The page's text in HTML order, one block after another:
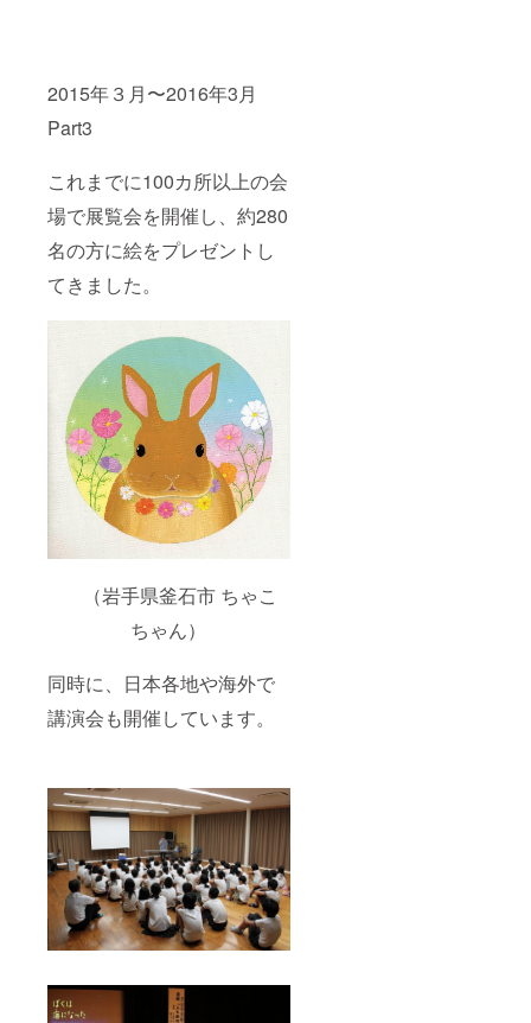
2015年３月〜2016年3月
Part3
これまでに100カ所以上の会
場で展覧会を開催し、約280
名の方に絵をプレゼントし
てきました。
（岩手県釜石市 ちゃこ
ちゃん）
同時に、日本各地や海外で
講演会も開催しています。